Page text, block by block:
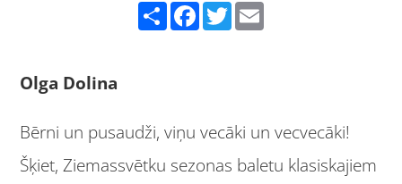
Share Facebook Twitter
Olga Dolina
Bērni un pusaudži, viņu vecāki un vecvecāki!
Šķiet, Ziemassvētku sezonas baletu klasiskajiem